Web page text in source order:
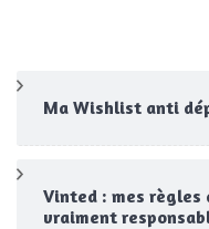
Ma Wishlist anti
Vinted : mes règles
vraiment